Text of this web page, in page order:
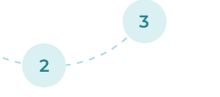
2
3